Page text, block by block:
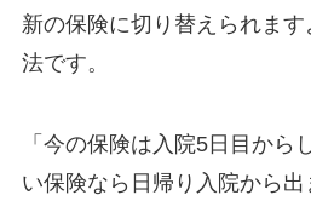
新の保険に切り替えられま
法です。
「今の保険は入院5日目から
い保険なら日帰り入院から出